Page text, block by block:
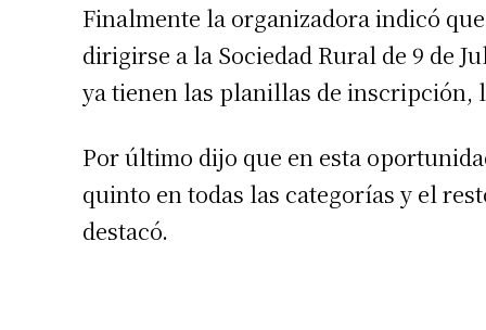
Dirección
Finalmente la organizadora indicó
dirigirse a la Sociedad Rural de 9 de
ya tienen las planillas de inscripción,
Por último dijo que en esta
quinto en todas las categorías y el
destacó.